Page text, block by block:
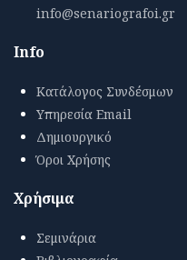
info@senariografoi.gr
Info
Κατάλογος Συνδέσμων
Υπηρεσία Email
Δημιουργικό
Όροι Χρήσης
Χρήσιμα
Σεμινάρια